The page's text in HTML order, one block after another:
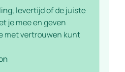
levertijd of de juiste
je mee en geven
met vertrouwen kunt